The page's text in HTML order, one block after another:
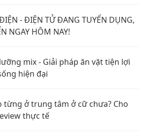
- ĐIỆN TỬ ĐANG TUYỂN DỤNG,
NGAY HÔM NAY!
mix - Giải pháp ăn vặt tiện lợi
hiện đại
từng ở trung tâm ở cữ chưa? Cho
thực tế